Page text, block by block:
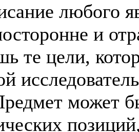
любого
и
те цели,
может